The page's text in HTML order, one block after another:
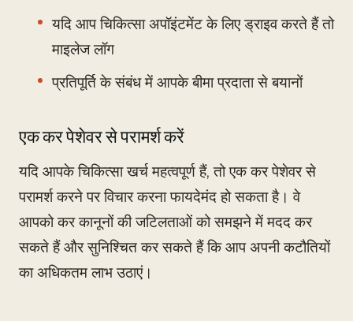
यदि आप चिकित्सा अपॉइंटमेंट के लिए ड्राइव करते हैं तो
माइलेज लॉग
प्रतिपूर्ति के संबंध में आपके बीमा प्रदाता से बयानों
एक कर पेशेवर से परामर्श करें
यदि आपके चिकित्सा खर्च महत्वपूर्ण हैं, तो एक कर पेशेवर से
परामर्श करने पर विचार करना फायदेमंद हो सकता है। वे
आपको कर कानूनों की जटिलताओं को समझने में मदद कर
सकते हैं और सुनिश्चित कर सकते हैं कि आप अपनी कटौतियों
का अधिकतम लाभ उठाएं।